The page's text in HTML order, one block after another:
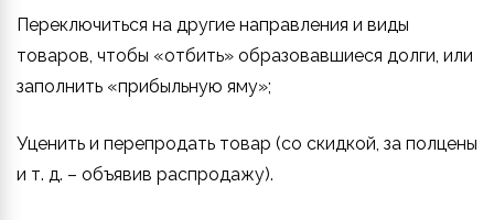
Переключиться на другие направления и виды
товаров, чтобы «отбить» образовавшиеся долги, или
заполнить «прибыльную яму»;
Уценить и перепродать товар (со скидкой, за полцены
и т. д. – объявив распродажу).